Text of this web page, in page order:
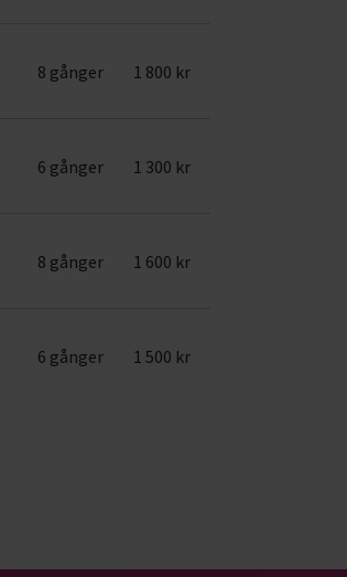
8 gånger 1 800 kr
6 gånger 1 300 kr
8 gånger 1 600 kr
6 gånger 1 500 kr